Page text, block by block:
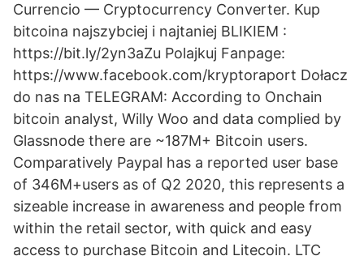
Currencio — Cryptocurrency Converter. Kup
bitcoina najszybciej i najtaniej BLIKIEM :
https://bit.ly/2yn3aZu Polajkuj Fanpage:
https://www.facebook.com/kryptoraport Dołacz
do nas na TELEGRAM: According to Onchain
bitcoin analyst, Willy Woo and data complied by
Glassnode there are ~187M+ Bitcoin users.
Comparatively Paypal has a reported user base
of 346M+users as of Q2 2020, this represents a
sizeable increase in awareness and people from
within the retail sector, with quick and easy
access to purchase Bitcoin and Litecoin. LTC